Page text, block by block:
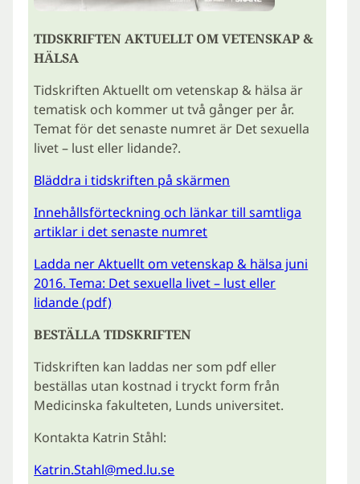
TIDSKRIFTEN AKTUELLT OM VETENSKAP &
HÄLSA
Tidskriften Aktuellt om vetenskap & hälsa är
tematisk och kommer ut två gånger per år.
Temat för det senaste numret är Det sexuella
livet – lust eller lidande?.
Bläddra i tidskriften på skärmen
Innehållsförteckning och länkar till samtliga
artiklar i det senaste numret
Ladda ner Aktuellt om vetenskap & hälsa juni
2016. Tema: Det sexuella livet – lust eller
lidande (pdf)
BESTÄLLA TIDSKRIFTEN
Tidskriften kan laddas ner som pdf eller
beställas utan kostnad i tryckt form från
Medicinska fakulteten, Lunds universitet.
Kontakta Katrin Ståhl:
Katrin.Stahl@med.lu.se